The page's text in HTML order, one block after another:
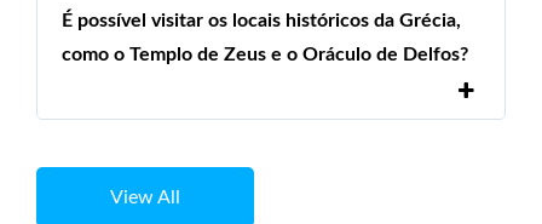
É possível visitar os locais históricos da Grécia,
como o Templo de Zeus e o Oráculo de Delfos?
View All